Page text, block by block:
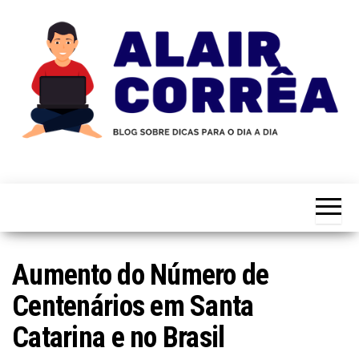
content
Corrêa
Educação e
Aumento do Número de
Centenários em Santa
Catarina e no Brasil